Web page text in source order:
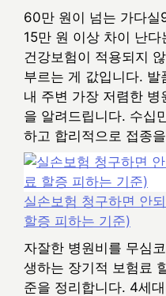
60만 원이 넘는 가다실
15만 원 이상 차이 난
건강보험이 적용되지
부르는 게 값입니다. 발
내 주변 가장 저렴한 병
을 알려드립니다. 수십
하고 합리적으로 접종
실손보험 청구하면 안
할증 피하는 기준)
자잘한 병원비를 무심
생하는 장기적 보험료
준을 정리합니다. 4세